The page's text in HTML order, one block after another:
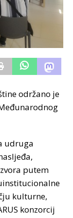
održano je
udruga
putem
kulturne,
konzorcij